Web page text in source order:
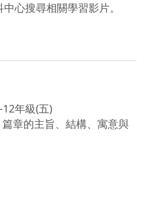
年級(五)
章的主旨、結構、寓意與